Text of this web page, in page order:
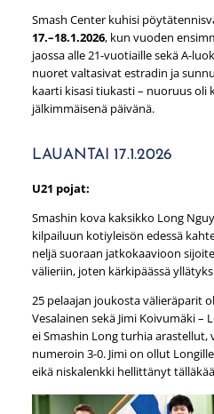
Smash Center kuhisi
17.–18.1.2026, kun vuoden
jaossa alle 21-vuotiaille sekä A-
nuoret valtasivat estradin ja
kaarti kisasi tiukasti – nuoruus
jälkimmäisenä päivänä.
LAUANTAI 17.1.2026
U21 pojat:
Smashin kova kaksikko Long
kilpailuun kotiyleisön edessä
neljä suoraan jatkokaavioon
välieriin, joten kärkipäässä
25 pelaajan joukosta välieräparit
Vesalainen sekä Jimi Koivumäki –
ei Smashin Long turhia arastellut,
numeroin 3-0. Jimi on ollut
eikä niskalenkki hellittänyt